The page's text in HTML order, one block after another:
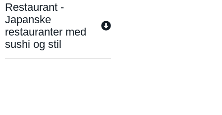
Restaurant -
Japanske
restauranter med
sushi og stil